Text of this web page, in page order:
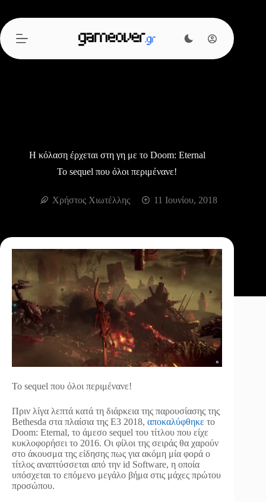
περιεχόμενο
Η κόλαση έρχεται στη γη με το Doom: Eternal
Το sequel που όλοι περιμένανε!
Χρήστος Χιωτέλλης 11 Ιουνίου, 2018
Το sequel που όλοι περιμένανε!
Πριν λίγα λεπτά κατά τη διάρκεια της παρουσίασης της
Bethesda στα πλαίσια της E3 2018, αποκαλύφθηκε το
Doom: Eternal, το άμεσο sequel του τίτλου που είχε
κυκλοφορήσει το 2016. Οι φίλοι της σειράς θα χαρούν
στο άκουσμα της είδησης πως για ακόμη μία φορά ο
τίτλος αναπτύσσεται από την id Software, η οποία
υπόσχεται το επόμενο μεγάλο βήμα στις μάχες πρώτου
προσώπου.